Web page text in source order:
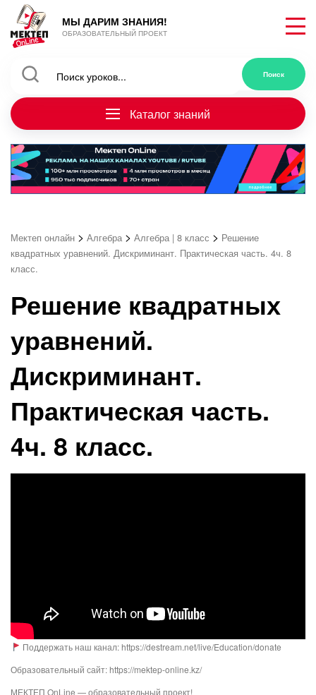
МЫ ДАРИМ ЗНАНИЯ!
ОБРАЗОВАТЕЛЬНЫЙ ПРОЕКТ
Каталог знаний
Мектеп онлайн > Алгебра > Алгебра | 8 класс > Решение
квадратных уравнений. Дискриминант. Практическая часть. 4ч. 8
класс.
Решение квадратных
уравнений.
Дискриминант.
Практическая часть.
4ч. 8 класс.
Поддержать наш канал: https://destream.net/live/Education/donate
Образовательный сайт: https://mektep-online.kz/
МЕКТЕП OnLine — образовательный проект!